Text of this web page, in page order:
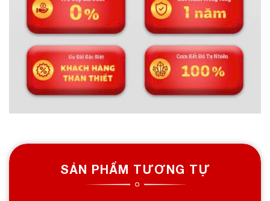
SẢN PHẨM TƯƠNG TỰ